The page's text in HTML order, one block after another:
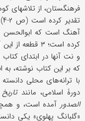
فرهنگستان، از تلاشهای
تقدیر کرده است (ص ۲-۴). از مهم‌ترین ویژگیهای
آهنگ است که ابوالحسن
کرده است؛ ۳
و نت آنها در ابتدای
که بر این کتاب نوشته، به
با ترانه‌های محلی
دورۀ اسلامی، مانند
الصدور آمده است، و
«گلبانگ پهلوی» یکی